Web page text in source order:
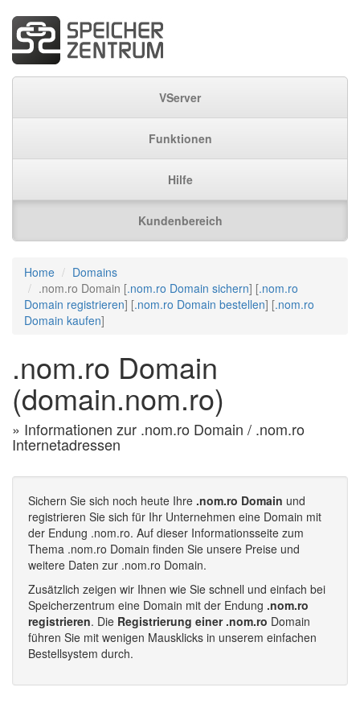
VServer
Funktionen
Hilfe
Kundenbereich
Home
Domains
.nom.ro Domain [.nom.ro Domain sichern] [.nom.ro
Domain registrieren] [.nom.ro Domain bestellen] [.nom.ro
Domain kaufen]
.nom.ro Domain
(domain.nom.ro)
» Informationen zur .nom.ro Domain / .nom.ro
Internetadressen
Sichern Sie sich noch heute Ihre .nom.ro Domain und
registrieren Sie sich für Ihr Unternehmen eine Domain mit
der Endung .nom.ro. Auf dieser Informationsseite zum
Thema .nom.ro Domain finden Sie unsere Preise und
weitere Daten zur .nom.ro Domain.
Zusätzlich zeigen wir Ihnen wie Sie schnell und einfach bei
Speicherzentrum eine Domain mit der Endung .nom.ro
registrieren. Die Registrierung einer .nom.ro Domain
führen Sie mit wenigen Mausklicks in unserem einfachen
Bestellsystem durch.